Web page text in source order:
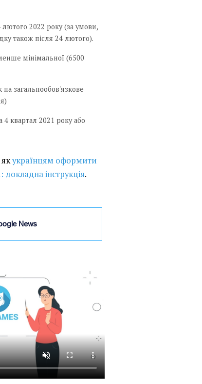
2022 року (за умови,
також після 24 лютого).
мінімальної (6500
загальнообов'язкове
4 квартал 2021 року або
якукраїнцям оформити
інструкція.
News